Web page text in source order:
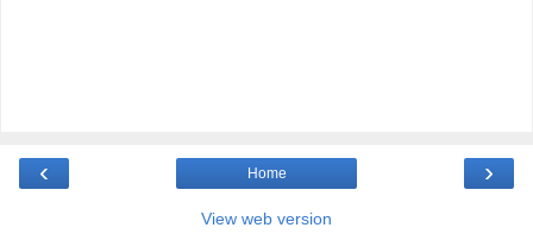
‹ ›
Home
View web version